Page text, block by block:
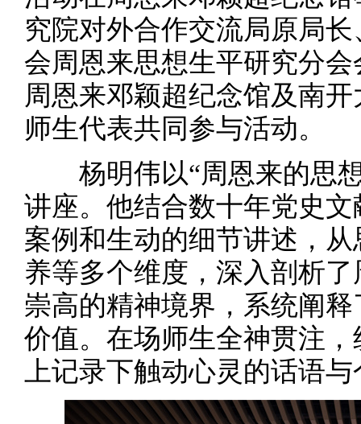
究院对外合作交流局原局
会周恩来思想生平研究分
周恩来邓颖超纪念馆及南
师生代表共同参与活动。
杨明伟以“周恩来的思想
讲座。他结合数十年党史
案例和生动的细节讲述，
养等多个维度，深入剖析
崇高的精神境界，系统阐
价值。在场师生全神贯注
上记录下触动心灵的话语